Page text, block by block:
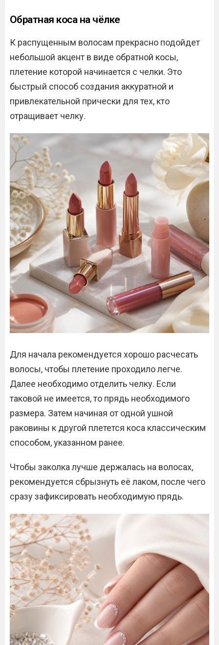
Обратная коса на чёлке
К распущенным волосам прекрасно подойдет
небольшой акцент в виде обратной косы,
плетение которой начинается с челки. Это
быстрый способ создания аккуратной и
привлекательной прически для тех, кто
отращивает челку.
Для начала рекомендуется хорошо расчесать
волосы, чтобы плетение проходило легче.
Далее необходимо отделить челку. Если
таковой не имеется, то прядь необходимого
размера. Затем начиная от одной ушной
раковины к другой плетется коса классическим
способом, указанном ранее.
Чтобы заколка лучше держалась на волосах,
рекомендуется сбрызнуть её лаком, после чего
сразу зафиксировать необходимую прядь.